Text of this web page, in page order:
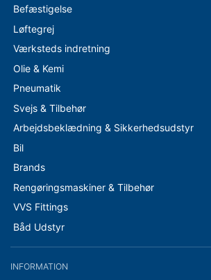
Befæstigelse
Løftegrej
Værksteds indretning
Olie & Kemi
Pneumatik
Svejs & Tilbehør
Arbejdsbeklædning & Sikkerhedsudstyr
Bil
Brands
Rengøringsmaskiner & Tilbehør
VVS Fittings
Båd Udstyr
INFORMATION